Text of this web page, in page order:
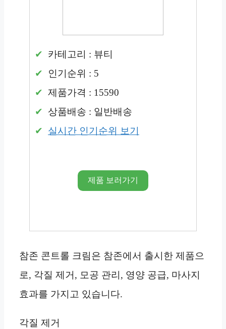
카테고리 : 뷰티
인기순위 : 5
제품가격 : 15590
상품배송 : 일반배송
실시간 인기순위 보기
제품 보러가기
참존 콘트롤 크림은 참존에서 출시한 제품으
로, 각질 제거, 모공 관리, 영양 공급, 마사지
효과를 가지고 있습니다.
각질 제거